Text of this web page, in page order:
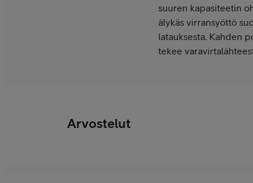
suuren kapasiteetin
älykäs virransyöttö
latauksesta. Kahden
tekee
Arvostelut